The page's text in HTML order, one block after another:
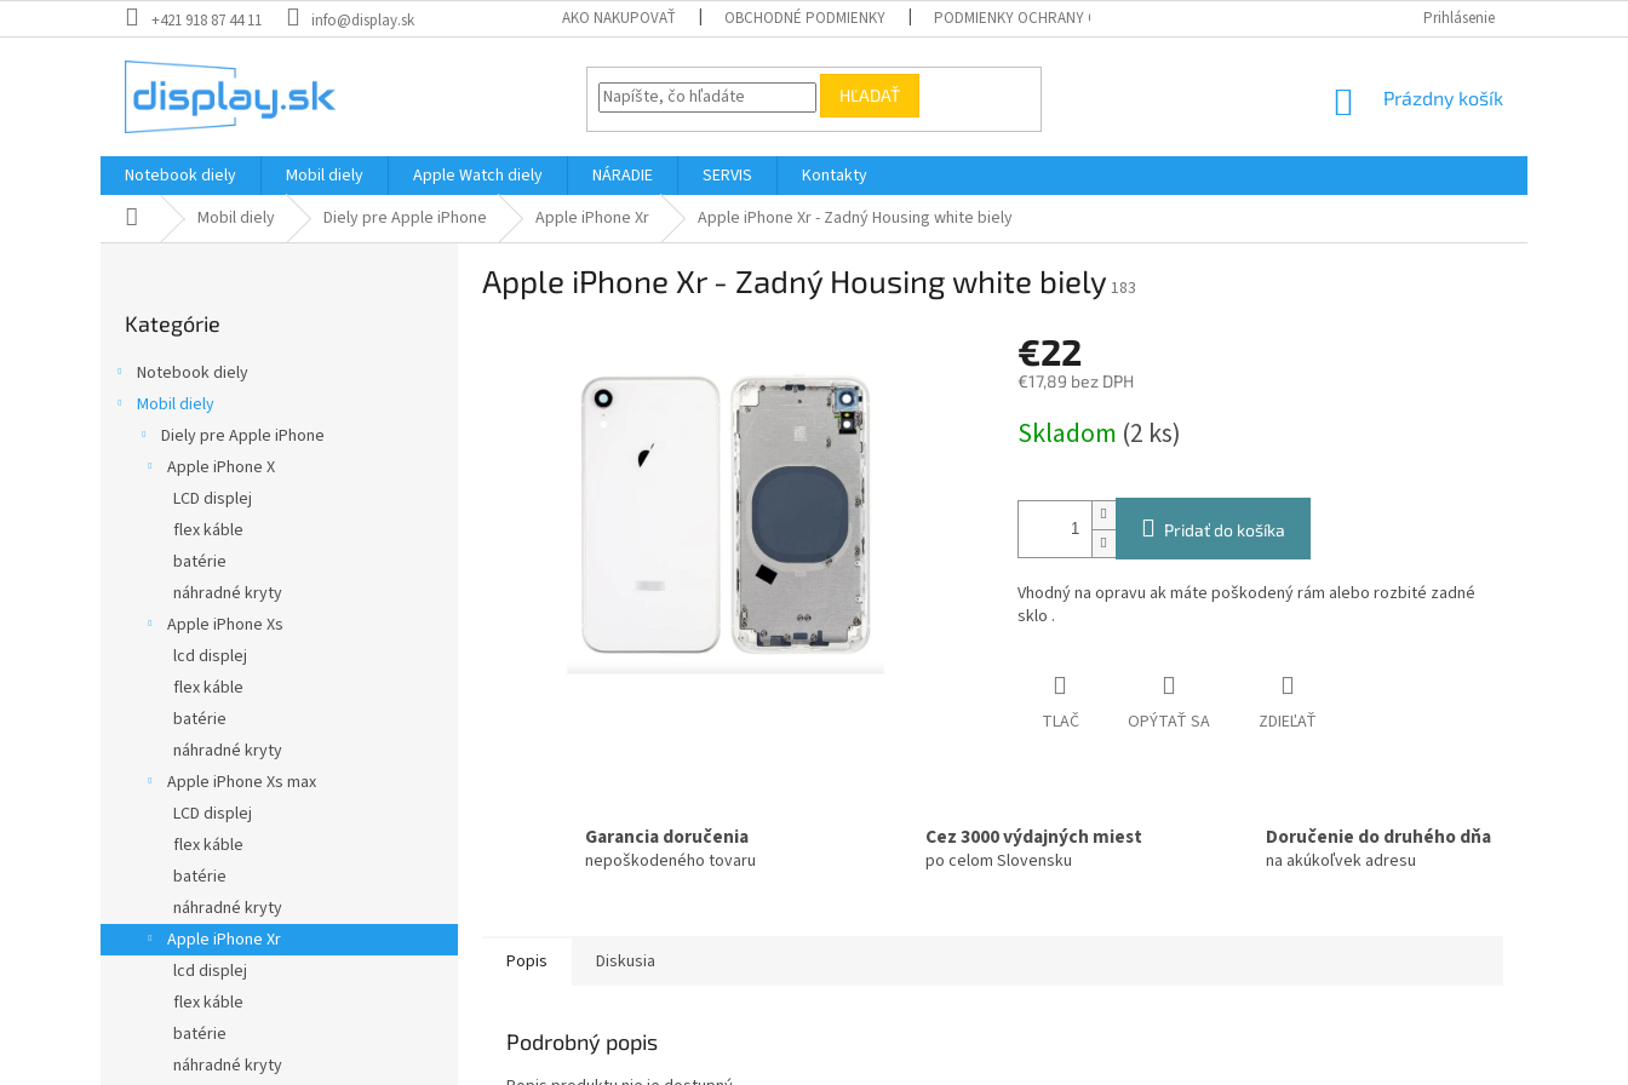
na
+421 918 87 44 11 info@display.sk AKO NAKUPOVAŤ OBCHODNÉ PODMIENKY PODMIENKY OCHRANY OSOBNÝCH ÚDAJOV Prihlásenie
HĽADAŤ
NÁKUPNÝ
Prázdny košík
Notebook diely Mobil diely Apple Watch diely NÁRADIE SERVIS
Kontakty
DomovMobil diely Diely pre Apple iPhone Apple iPhone Xr Apple iPhone Xr - Zadný Housing white biely
kategórie
Kategórie
Notebook diely
Mobil diely
Diely pre Apple iPhone
Apple iPhone X
LCD displej
flex káble
batérie
náhradné kryty
Apple iPhone Xs
lcd displej
flex káble
batérie
náhradné kryty
Apple iPhone Xs max
LCD displej
flex káble
batérie
náhradné kryty
Apple iPhone Xr
lcd displej
flex káble
batérie
náhradné kryty
Apple iPhone Xr - Zadný Housing white biely 183
€22
€17,89 bez DPH
cena:
Skladom (2 ks)
Pridať do košíka
Vhodný na opravu ak máte poškodený rám alebo rozbité zadné
sklo .
TLAČ OPÝTAŤ SA ZDIEĽAŤ
Garancia doručenia
nepoškodeného tovaru
Cez 3000 výdajných miest
po celom Slovensku
Doručenie do druhého dňa
na akúkoľvek adresu
Popis Diskusia
Podrobný popis